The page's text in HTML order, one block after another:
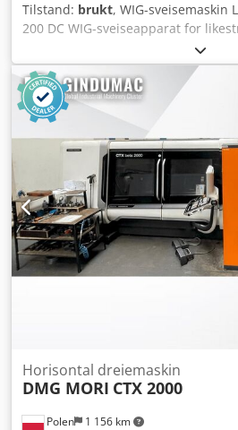
Tilstand: brukt, WIG-sveisemaskin
200 DC WIG-sveiseapparat for
184548 Årsmodell ca. 1994 Ytelse:
intermittens 155 Amp. = 100 %
justerbart område Strømtype: DC
Volt, 50 Hz, 32 Amp. plugg - 4 meter
sentraltilkobling og håndbrenner -
(fotpedal) - gass-
- HF-tenning Crjdpfedzqb Eox Afvsf
850 x 480 x 740 mm Vekt: ca. 150
gode resultater ved sveising av
Også ellers i god stand.
Polen 1 156 km
Horisontal dreiemaskin
DMG MORI CTX 2000